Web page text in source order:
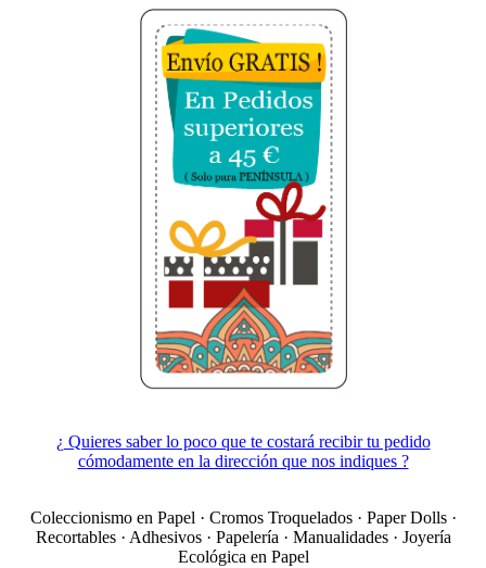
¿ Quieres saber lo poco que te costará recibir tu pedido
cómodamente en la dirección que nos indiques ?
Coleccionismo en Papel · Cromos Troquelados · Paper Dolls ·
Recortables · Adhesivos · Papelería · Manualidades · Joyería
Ecológica en Papel